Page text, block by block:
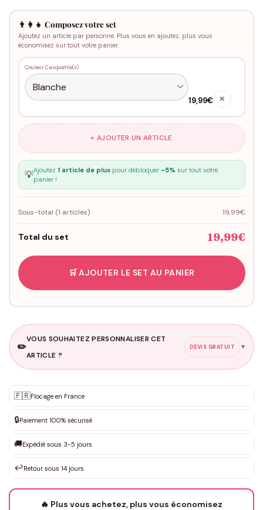
👨‍👩‍👧 Composez votre set
Ajoutez un article par personne. Plus vous en ajoutez, plus vous
économisez sur tout votre panier.
Couleur Casquette(s)
19,99€ ✕
+ AJOUTER UN ARTICLE
💡Ajoutez 1 article de pluspour débloquer -5% sur tout votre
panier !
Sous-total (1 articles) 19,99€
Total du set 19,99€
🛒 AJOUTER LE SET AU PANIER
✏️
VOUS SOUHAITEZ PERSONNALISER CET
ARTICLE ?
DEVIS GRATUIT ▼
✨ Personnalisation sur mesure
DEVIS GRATUIT · Personnalisation de 3 à 10€ selon la demande
Que souhaitez-vous ?*
Votre texte / idée*
🇫🇷Flocage en France
🔒Paiement 100% sécurisé
🚚Expédié sous 3-5 jours
↩️Retour sous 14 jours
🔥 Plus vous achetez, plus vous économisez